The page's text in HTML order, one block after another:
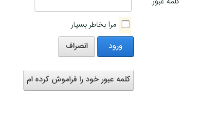
مرا بخاطر بسپار
ورود
انصراف
کلمه عبور خود را فراموش کرده ام